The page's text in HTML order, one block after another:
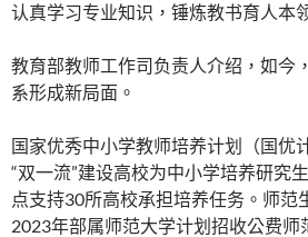
认真学习专业知识，锤炼教书育人本
教育部教师工作司负责人介绍，如今
系形成新局面。
国家优秀中小学教师培养计划（国优
“双一流”建设高校为中小学培养研究
点支持30所高校承担培养任务。师范
2023年部属师范大学计划招收公费师